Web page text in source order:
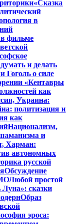
«Сказка
в
в фильме
и делать
Гоголь о силе
«Кентавры
как
Украина:
политизация и
как
Национализм,
и
Харман:
автономных
русской
Обсуждение
Любой простой
Луна»: сказки
Образ
эроса: